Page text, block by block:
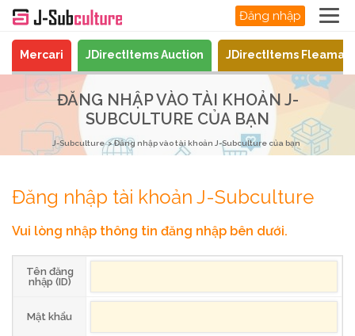
Đăng nhập
Mercari JDirectItems Auction JDirectItems
ĐĂNG NHẬP VÀO TÀI KHOẢN J-
SUBCULTURE CỦA BẠN
J-Subculture Đăng nhập vào tài khoản J-Subculture của bạn
Đăng nhập tài khoản J-Subculture
Vui lòng nhập thông tin đăng nhập bên dưới.
Tên đăng
nhập (ID)
Mật khẩu